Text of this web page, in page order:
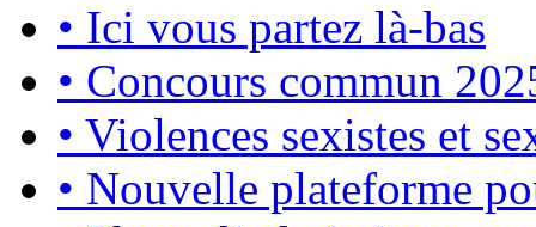
• Ici vous partez là-bas
• Concours commun
• Violences sexistes et
• Nouvelle plateforme